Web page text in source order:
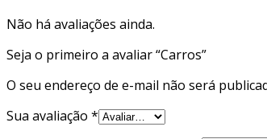
Não há avaliações ainda.
Seja o primeiro a avaliar “Carros”
O seu endereço de e-mail não será
Sua avaliação *